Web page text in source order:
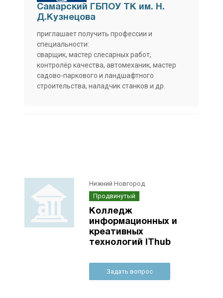
Самарский ГБПОУ ТК им. Н.
Д.Кузнецова
приглашает получить профессии и
специальности:
сварщик, мастер слесарных работ,
контролёр качества, автомеханик, мастер
садово-паркового и ландшафтного
строительства, наладчик станков и др.
Нижний Новгород
Продвинутый
Колледж
информационных и
креативных
технологий IThub
Задать вопрос